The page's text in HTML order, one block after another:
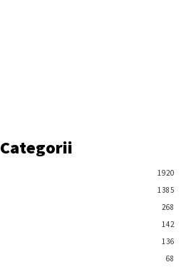
Categorii
1920
1385
268
142
136
68